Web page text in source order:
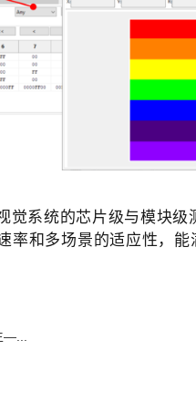
觉系统的芯片级与模块
和多场景的适应性，